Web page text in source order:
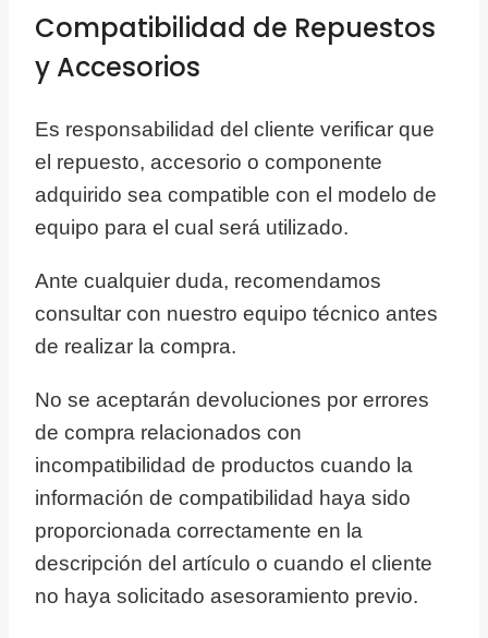
Compatibilidad de Repuestos
y Accesorios
Es responsabilidad del cliente verificar que
el repuesto, accesorio o componente
adquirido sea compatible con el modelo de
equipo para el cual será utilizado.
Ante cualquier duda, recomendamos
consultar con nuestro equipo técnico antes
de realizar la compra.
No se aceptarán devoluciones por errores
de compra relacionados con
incompatibilidad de productos cuando la
información de compatibilidad haya sido
proporcionada correctamente en la
descripción del artículo o cuando el cliente
no haya solicitado asesoramiento previo.